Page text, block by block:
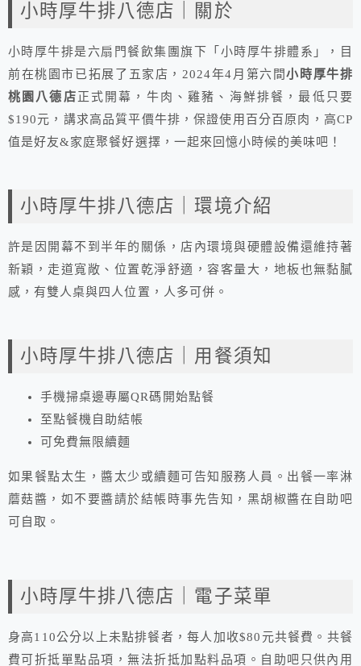
小時厚牛排八德店｜關於
小時厚牛排是六扇門餐飲集團旗下「小時厚牛排體系」，目
前在桃園市已拓展了五家店，2024年4月第六間小時厚牛排
桃園八德店 正式開幕，牛肉、雞豬、海鮮排餐，最低只要
$190元，講求高品質平價牛排，保證使用百分百原肉，高CP
值是好友&家庭聚餐好選擇，一起來回憶小時候的美味吧！
小時厚牛排八德店｜環境介紹
許是因開幕不到半年的關係，店內環境與硬體設備還維持著
新穎，走道寬敞、位置乾淨舒適，容客量大，地板也無黏膩
感，有雙人桌與四人位置，人多可併。
小時厚牛排八德店｜用餐須知
手機掃桌邊專屬QR碼開始點餐
至點餐機自助結帳
可免費無限續麵
如果餐點太生，醬太少或續麵可告知服務人員。出餐一率淋
蘑菇醬，如不要醬請於結帳時事先告知，黑胡椒醬在自助吧
可自取。
小時厚牛排八德店｜電子菜單
身高110公分以上未點排餐者，每人加收$80元共餐費。共餐
費可折抵單點品項，無法折抵加點料品項。自助吧只供內用